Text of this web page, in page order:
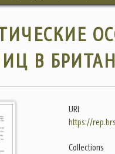
В
URI
https://
Collections